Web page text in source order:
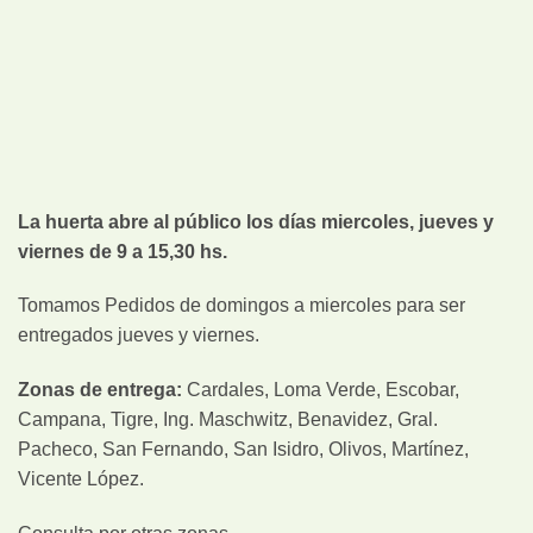
La huerta abre al público los días miercoles, jueves y
viernes de 9 a 15,30 hs.
Tomamos Pedidos de domingos a miercoles para ser
entregados jueves y viernes.
Zonas de entrega: Cardales, Loma Verde, Escobar,
Campana, Tigre, Ing. Maschwitz, Benavidez, Gral.
Pacheco, San Fernando, San Isidro, Olivos, Martínez,
Vicente López.